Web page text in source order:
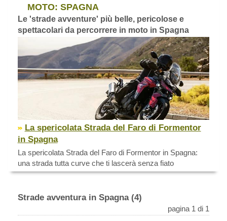
MOTO: SPAGNA
Le 'strade avventure' più belle, pericolose e
spettacolari da percorrere in moto in Spagna
La spericolata Strada del Faro di Formentor
in Spagna
La spericolata Strada del Faro di Formentor in Spagna:
una strada tutta curve che ti lascerà senza fiato
Strade avventura in Spagna (4)
pagina 1 di 1